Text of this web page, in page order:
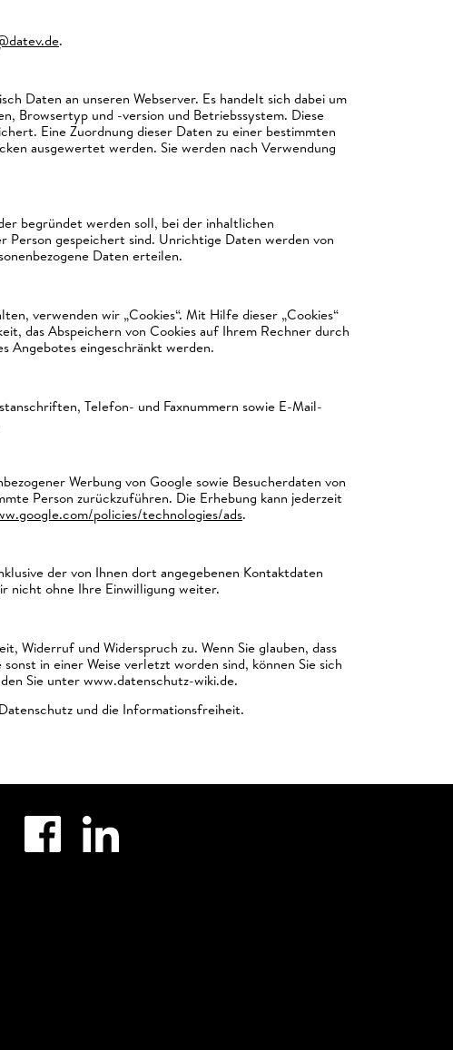
.
Daten an unseren Webserver. Es handelt sich dabei um
Browsertyp und -version und Betriebssystem. Diese
Eine Zuordnung dieser Daten zu einer bestimmten
ausgewertet werden. Sie werden nach Verwendung
begründet werden soll, bei der inhaltlichen
gespeichert sind. Unrichtige Daten werden von
Daten erteilen.
verwenden wir „Cookies“. Mit Hilfe dieser „Cookies“
das Abspeichern von Cookies auf Ihrem Rechner durch
Angebotes eingeschränkt werden.
Telefon- und Faxnummern sowie E-Mail-
Werbung von Google sowie Besucherdaten von
Person zurückzuführen. Die Erhebung kann jederzeit
policies/technologies/ads.
der von Ihnen dort angegebenen Kontaktdaten
nicht ohne Ihre Einwilligung weiter.
Widerruf und Widerspruch zu. Wenn Sie glauben, dass
in einer Weise verletzt worden sind, können Sie sich
Sie unter www.datenschutz-wiki.de.
und die Informationsfreiheit.